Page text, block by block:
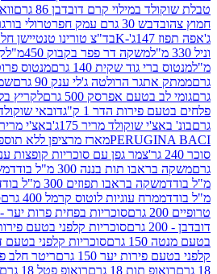
קרם דובדבן 86 גרם
דבש 30 גרם עמק חפר
טרולי בורגר מיני בודד 10 גרם
בד"צ טורינו טנטיישן חלב 189ג'
משקה דר פפר בקבוק 450מ"ל
גוד שקית 140 גרם
הרולטה ג'לי ענק 90 גרם
אפרסק 500 גרם
לקריץ בלוק לבן 1 ק"ג
הדר 1 ק"ג
שוקולד מריר 175ג'
מארז מרציפן ללא תוספת סוכר 30 גרם
תות בננה 300 מ"ל בודד
בראבו תפוזים 300 מ"ל בודד
עוגיות לוטוס קרמל 400 גרם
סוכריות
סוכריות בפחית פרות יער - 175 גרם
סוכריות קלפני בטעם פירות 150 גרם
סוכריות קלפני בטעם דובדבן 150 גרם
יער 150 גרם
ריטר חלב פיסטוק 100 גרם
תות 18 גרם
רואופ פטל 18 גרם
סוכ' צמר